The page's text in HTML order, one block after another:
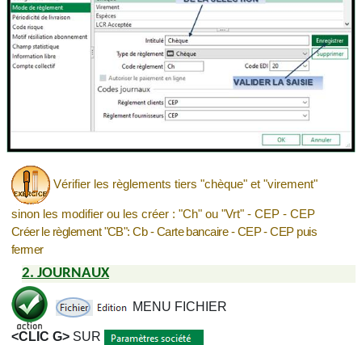
Vérifier les règlements tiers "chèque" et "virement"
sinon les modifier ou les créer : "Ch" ou "Vrt" - CEP - CEP
Créer le règlement "CB": Cb - Carte bancaire - CEP - CEP puis
fermer
2. JOURNAUX
MENU FICHIER
<CLIC G>SUR